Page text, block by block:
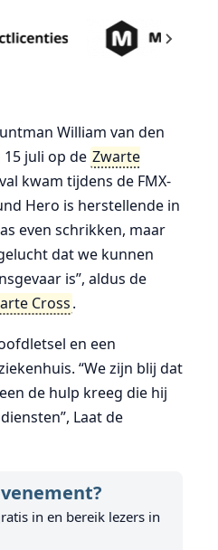
William van den
15 juli op de Zwarte
kwam tijdens de FMX-
Hero is herstellende in
even schrikken, maar
dat we kunnen
is”, aldus de
Cross.
en een
“We zijn blij dat
de hulp kreeg die hij
Laat de
in en bereik lezers in